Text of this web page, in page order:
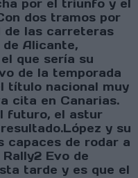
por el triunfo y el
dos tramos por
de las carreteras
Alicante,
el que sería su
de la temporada
título nacional muy
cita en Canarias.
futuro, el astur
y su
capaces de rodar a
Evo de
tarde y es que el